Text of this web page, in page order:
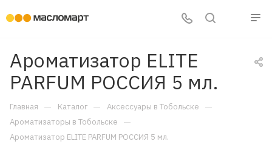
Ароматизатор ELITE
PARFUM РОССИЯ 5 мл.
Главная — Каталог — Аксессуары в Тобольске —
Ароматизаторы в Тобольске —
Ароматизатор ELITE PARFUM РОССИЯ 5 мл.